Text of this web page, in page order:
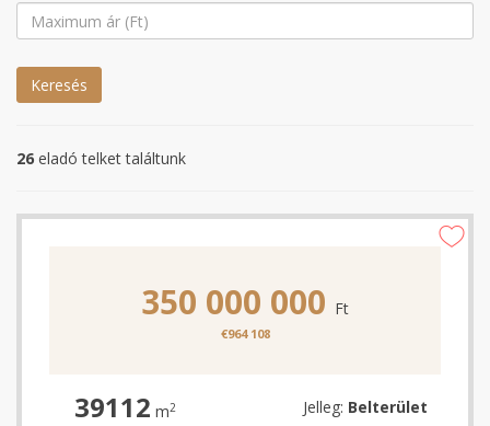
Keresés
26 eladó telket találtunk
350 000 000 Ft
€964 108
39112 m2 Jelleg: Belterület